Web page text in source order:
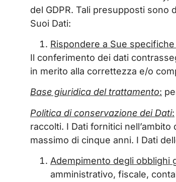
del GDPR. Tali presupposti
Suoi Dati:
Rispondere a Sue
Il conferimento dei dati
in merito alla correttezza e/o
Base giuridica del trattamento:
Politica di conservazione dei Dati:
raccolti. I Dati fornitici
massimo di cinque anni. I Dati
Adempimento degli obblighi
amministrativo, fiscale,